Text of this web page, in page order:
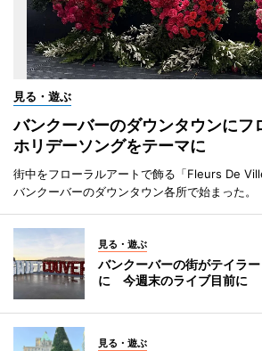
見る・遊ぶ
バンクーバーのダウンタウンに
ホリデーソングをテーマに
街中をフローラルアートで飾る「Fleurs De
バンクーバーのダウンタウン各所で始まった。
見る・遊ぶ
バンクーバーの街がテイラ
に 今週末のライブ目前に
見る・遊ぶ